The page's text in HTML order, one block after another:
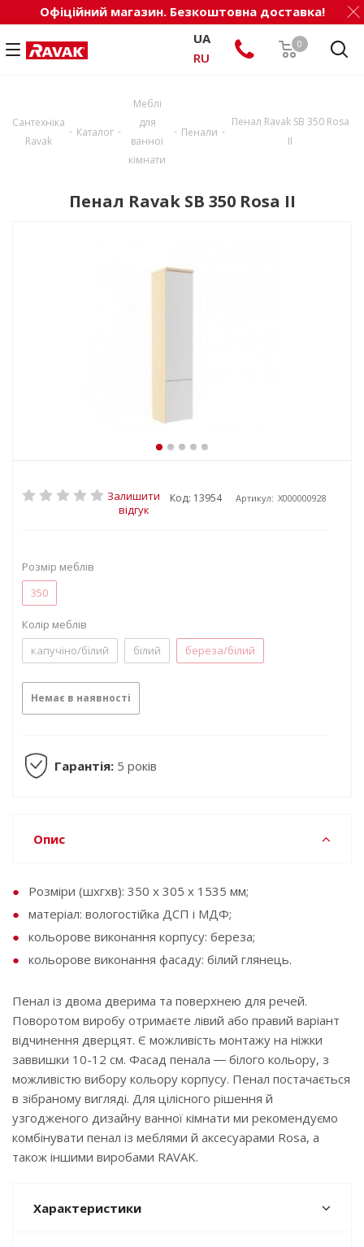
Офіційний магазин. Безкоштовна доставка!
0
UA
RU
Сантехніка
Ravak
- Каталог -
Меблі
для
ванної
кімнати
- Пенали -
Пенал Ravak SB 350 Rosa
II
Пенал Ravak SB 350 Rosa II
Залишити
відгук
Код: 13954 Артикул: X000000928
Розмір меблів
350
Колір меблів
капучіно/білий
білий береза/білий
Немає в наявності
Гарантія: 5 років
Опис
Розміри (шxгхв): 350 х 305 х 1535 мм;
матеріал: вологостійка ДСП і МДФ;
кольорове виконання корпусу: береза;
кольорове виконання фасаду: білий глянець.
Пенал із двома дверима та поверхнею для речей.
Поворотом виробу отримаєте лівий або правий варіант
відчинення дверцят. Є можливість монтажу на ніжки
заввишки 10-12 см. Фасад пенала ― білого кольору, з
можливістю вибору кольору корпусу. Пенал постачається
в зібраному вигляді. Для цілісного рішення й
узгодженого дизайну ванної кімнати ми рекомендуємо
комбінувати пенал із меблями й аксесуарами Rosa, а
також іншими виробами RAVAK.
Характеристики